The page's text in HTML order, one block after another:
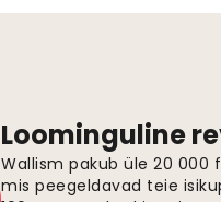
Loominguline
Wallism pakub üle 20
mis peegeldavad teie